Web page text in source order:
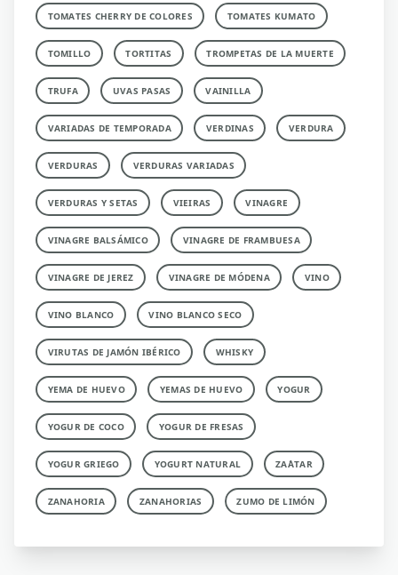
TOMATES CHERRY DE COLORES TOMATES KUMATO
TOMILLO TORTITAS TROMPETAS DE LA MUERTE
TRUFA UVAS PASAS VAINILLA
VARIADAS DE TEMPORADA VERDINAS VERDURA
VERDURAS VERDURAS VARIADAS
VERDURAS Y SETAS VIEIRAS VINAGRE
VINAGRE BALSÁMICO VINAGRE DE FRAMBUESA
VINAGRE DE JEREZ VINAGRE DE MÓDENA VINO
VINO BLANCO VINO BLANCO SECO
VIRUTAS DE JAMÓN IBÉRICO WHISKY
YEMA DE HUEVO YEMAS DE HUEVO YOGUR
YOGUR DE COCO YOGUR DE FRESAS
YOGUR GRIEGO YOGURT NATURAL ZA´ATAR
ZANAHORIA ZANAHORIAS ZUMO DE LIMÓN